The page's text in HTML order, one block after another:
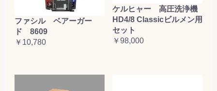
ファシル ベアーガー
ド 8609
￥10,780
ケルヒャー 高圧洗浄機
HD4/8 Classicビルメン用
セット
￥98,000